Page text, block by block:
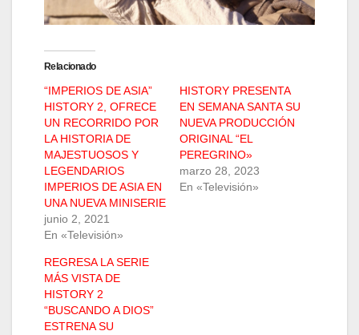
Relacionado
“IMPERIOS DE ASIA”
HISTORY 2, OFRECE
UN RECORRIDO POR
LA HISTORIA DE
MAJESTUOSOS Y
LEGENDARIOS
IMPERIOS DE ASIA EN
UNA NUEVA MINISERIE
junio 2, 2021
En «Televisión»
HISTORY PRESENTA
EN SEMANA SANTA SU
NUEVA PRODUCCIÓN
ORIGINAL “EL
PEREGRINO»
marzo 28, 2023
En «Televisión»
REGRESA LA SERIE
MÁS VISTA DE
HISTORY 2
“BUSCANDO A DIOS”
ESTRENA SU